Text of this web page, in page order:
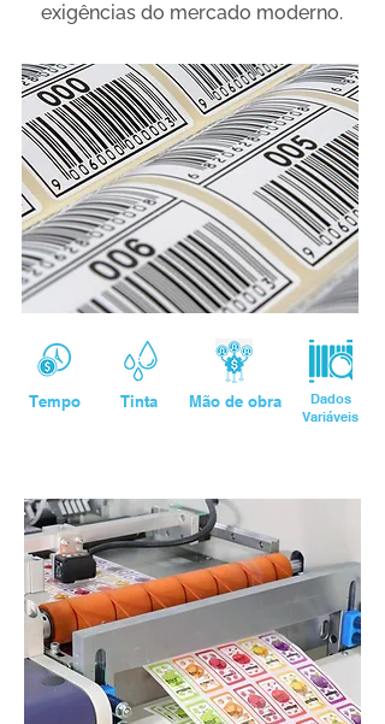
exigências do mercado moderno.
Tempo Tinta Mão de obra
Dados
Variáveis